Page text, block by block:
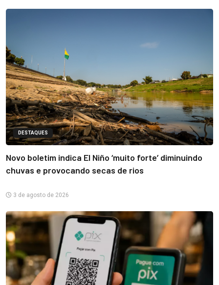
DESTAQUES
Novo boletim indica El Niño ‘muito forte’ diminuindo
chuvas e provocando secas de rios
3 de agosto de 2026